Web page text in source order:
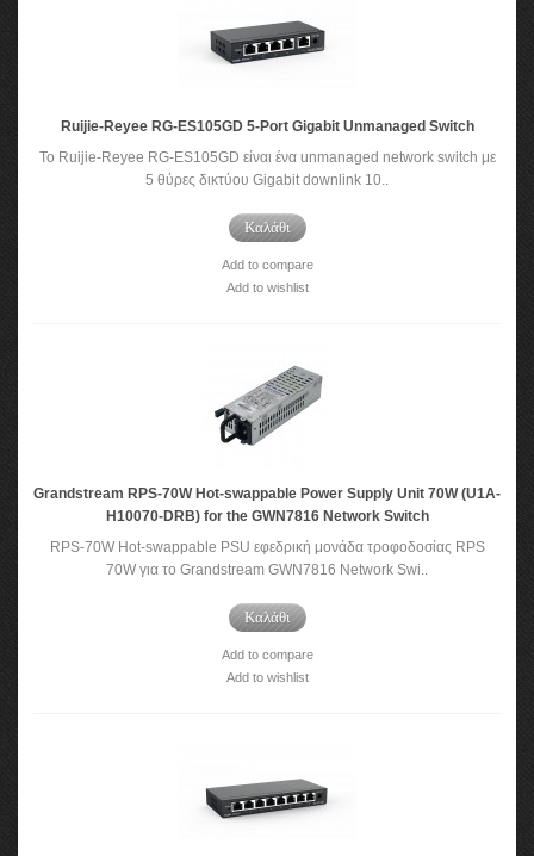
Ruijie-Reyee RG-ES105GD 5-Port Gigabit Unmanaged Switch
Το Ruijie-Reyee RG-ES105GD είναι ένα unmanaged network switch με
5 θύρες δικτύου Gigabit downlink 10..
Καλάθι
Add to compare
Add to wishlist
Grandstream RPS-70W Hot-swappable Power Supply Unit 70W (U1A-
H10070-DRB) for the GWN7816 Network Switch
RPS-70W Hot-swappable PSU εφεδρική μονάδα τροφοδοσίας RPS
70W για το Grandstream GWN7816 Network Swi..
Καλάθι
Add to compare
Add to wishlist